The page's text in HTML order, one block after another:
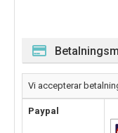
Vi accepterar
Paypal